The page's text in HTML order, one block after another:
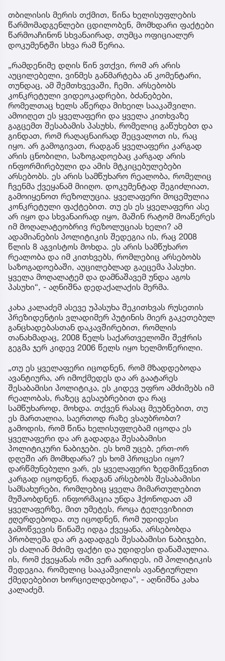
თბილისის მერის თქმით, წინა ხელისუფლების
წარმომადგენლები ცდილობენ, მომხდარი ფაქტები
წარმოაჩინონ სხვანაირად, თუმცა ოფიციალურ
დოკუმენტში სხვა რამ წერია.
„რამდენიმე დღის წინ ვთქვი, რომ არ არის
აუცილებელი, ვინმეს განმარტება ან კომენტარი,
თუნდაც, ამ შემთხვევაში, ჩემი. არსებობს
კონკრეტული ვიდეოკადრები, ბძანებები,
რომელთაც ხელს აწერდა მიხეილ სააკაშვილი.
ამოიღეთ ეს ყველაფერი და ყველა კითხვაზე
გაგცემთ შესაბამის პასუხს, რომელიც გაწუხებთ და
გინდათ, რომ რაღაცნაირად შეცვალოთ ის, რაც
იყო. არ გამოგივათ, რადგან ყველაფერი კარგად
არის ცნობილი, საზოგადოებაც კარგად არის
ინფორმირებული და ამის მტკიცებულებები
არსებობს. ეს არის სამწუხარო რეალობა, რომელიც
ჩვენმა ქვეყანამ მიიღო. დოკუმენტად შეგიძლიათ,
გამოიყენოთ რეზოლუცია. ყველაფერი მოცემულია
კონკრეტული ფაქტებით. თუ ეს ეს ყველაფერი ასე
არ იყო და სხვანაირად იყო, მაშინ რატომ მოაწერეს
იმ მოღალატეობრივ რეზოლუციას ხელი? ამ
ადამიანების პოლიტიკის შედეგია ის, რაც 2008
წლის 8 აგვისტოს მოხდა. ეს არის სამწუხარო
რეალობა და იმ კითხვებს, რომლებიც არსებობს
საზოგადოებაში, აუცილებლად გაეცემა პასუხი.
ყველა მოღალატემ და დამნაშავემ უნდა აგოს
პასუხი“, - აღნიშნა დედაქალაქის მერმა.
კახა კალაძემ ასევე უპასუხა შეკითხვას რუსეთის
პრეზიდენტის ვლადიმერ პუტინის მიერ გაკეთებულ
განცხადებასთან დაკავშირებით, რომლის
თანახმადაც, 2008 წელს საქართველოში შეჭრის
გეგმა ჯერ კიდევ 2006 წელს იყო ხელმოწერილი.
„თუ ეს ყველაფერი იცოდნენ, რომ მზადდებოდა
ავანტიურა, არ იმოქმედეს და არ გაატარეს
შესაბამისი პოლიტიკა, ეს კიდევ უფრო ამძიმებს იმ
რეალობას, რაზეც გესაუბრებით და რაც
სამწუხაროდ, მოხდა. თქვენ რასაც მეუბნებით, თუ
ეს მართალია, საერთოდ რაზე ვსაუბრობთ?
გამოდის, რომ წინა ხელისუფლებამ იცოდა ეს
ყველაფერი და არ გადადგა შესაბამისი
პოლიტიკური ნაბიჯები. ეს ხომ უცებ, ერთ-ორ
დღეში არ მომხდარა? ეს ხომ პროცესი იყო?
დარწმუნებული ვარ, ეს ყველაფერი ზედმიწევნით
კარგად იცოდნენ, რადგან არსებობს შესაბამისი
სამსახურები, რომლებიც ყველა მიმართულებით
მუშაობდნენ. ინფორმაცია უნდა ჰქონოდათ ამ
ყველაფერზე, მით უმეტეს, როცა ტელევიზიით
ჟღერდებოდა. თუ იცოდნენ, რომ უდიდესი
გამოწვევის წინაშე იდგა ქვეყანა, არსებობდა
პრობლემა და არ გადადგეს შესაბამისი ნაბიჯები,
ეს ძალიან მძიმე ფაქტი და უდიდესი დანაშაულია.
ის, რომ ქვეყანას ომი ვერ აარიდეს, იმ პოლიტიკის
შედეგია, რომელიც სააკაშვილის ავანტიურული
ქმედებებით ხორციელდებოდა“, - აღნიშნა კახა
კალაძემ.